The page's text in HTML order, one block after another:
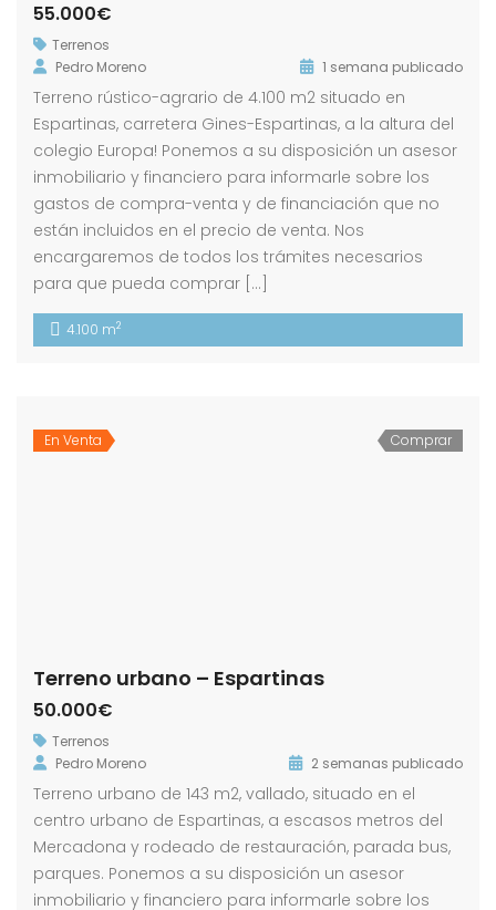
55.000€
Terrenos
Pedro Moreno
1 semana publicado
Terreno rústico-agrario de 4.100 m2 situado en
Espartinas, carretera Gines-Espartinas, a la altura del
colegio Europa! Ponemos a su disposición un asesor
inmobiliario y financiero para informarle sobre los
gastos de compra-venta y de financiación que no
están incluidos en el precio de venta. Nos
encargaremos de todos los trámites necesarios
para que pueda comprar […]
4.100 m2
En Venta Comprar
Terreno urbano – Espartinas
50.000€
Terrenos
Pedro Moreno
2 semanas publicado
Terreno urbano de 143 m2, vallado, situado en el
centro urbano de Espartinas, a escasos metros del
Mercadona y rodeado de restauración, parada bus,
parques. Ponemos a su disposición un asesor
inmobiliario y financiero para informarle sobre los